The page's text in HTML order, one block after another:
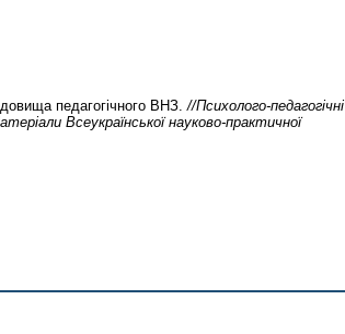
педагогічного ВНЗ.//Психолого-педагогічні
Всеукраїнської науково-практичної